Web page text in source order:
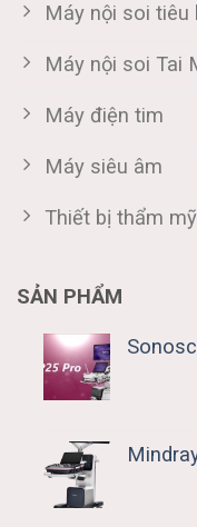
Máy nội soi tiêu
Máy nội soi Tai
Máy điện tim
Máy siêu âm
Thiết bị thẩm
SẢN PHẨM